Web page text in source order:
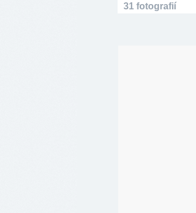
31 fotografií